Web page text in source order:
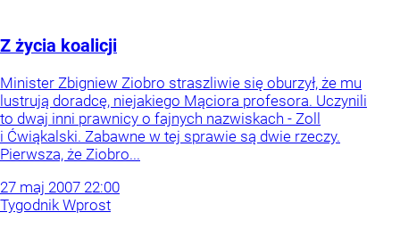
Z życia koalicji
Minister Zbigniew Ziobro straszliwie się oburzył, że mu
lustrują doradcę, niejakiego Mąciora profesora. Uczynili
to dwaj inni prawnicy o fajnych nazwiskach - Zoll
i Ćwiąkalski. Zabawne w tej sprawie są dwie rzeczy.
Pierwsza, że Ziobro...
27 maj 2007 22:00
Tygodnik Wprost